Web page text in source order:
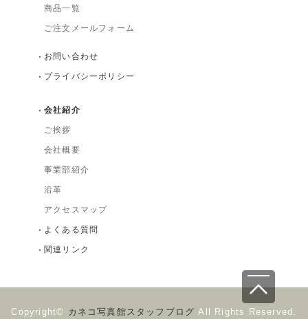
商品一覧
ご注文メールフォーム
お問い合わせ
プライバシーポリシー
会社紹介
ご挨拶
会社概要
事業部紹介
沿革
アクセスマップ
よくある質問
関連リンク
Copyright© カネコ写真館スタッフブログ All Rights Reserved.